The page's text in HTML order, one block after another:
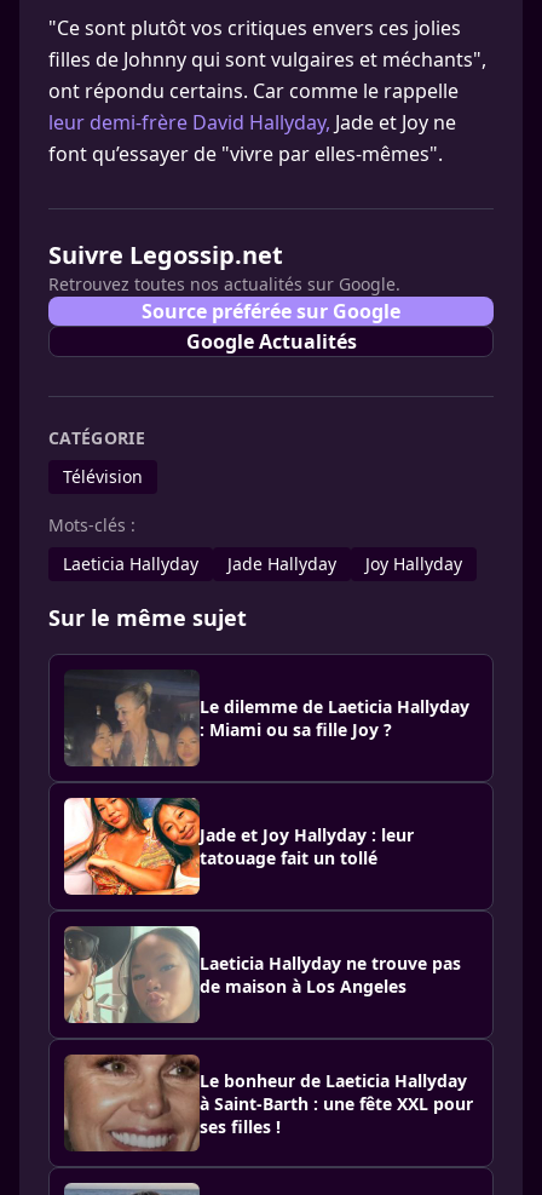
"Ce sont plutôt vos critiques envers ces jolies
filles de Johnny qui sont vulgaires et méchants",
ont répondu certains. Car comme le rappelle
leur demi-frère David Hallyday, Jade et Joy ne
font qu’essayer de "vivre par elles-mêmes".
Suivre Legossip.net
Retrouvez toutes nos actualités sur Google.
Source préférée sur Google
Google Actualités
CATÉGORIE
Télévision
Mots-clés :
Laeticia Hallyday
Jade Hallyday Joy Hallyday
Sur le même sujet
Le dilemme de Laeticia Hallyday
: Miami ou sa fille Joy ?
Jade et Joy Hallyday : leur
tatouage fait un tollé
Laeticia Hallyday ne trouve pas
de maison à Los Angeles
Le bonheur de Laeticia Hallyday
à Saint-Barth : une fête XXL pour
ses filles !